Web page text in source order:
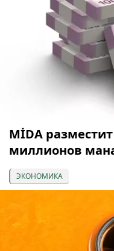
МİDA
миллионов
ЭКОНОМИКА